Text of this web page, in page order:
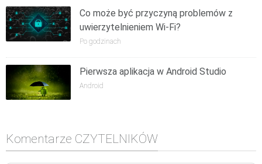
Co może być przyczyną problemów z
uwierzytelnieniem Wi-Fi?
Po godzinach
Pierwsza aplikacja w Android Studio
Android
Komentarze CZYTELNIKÓW